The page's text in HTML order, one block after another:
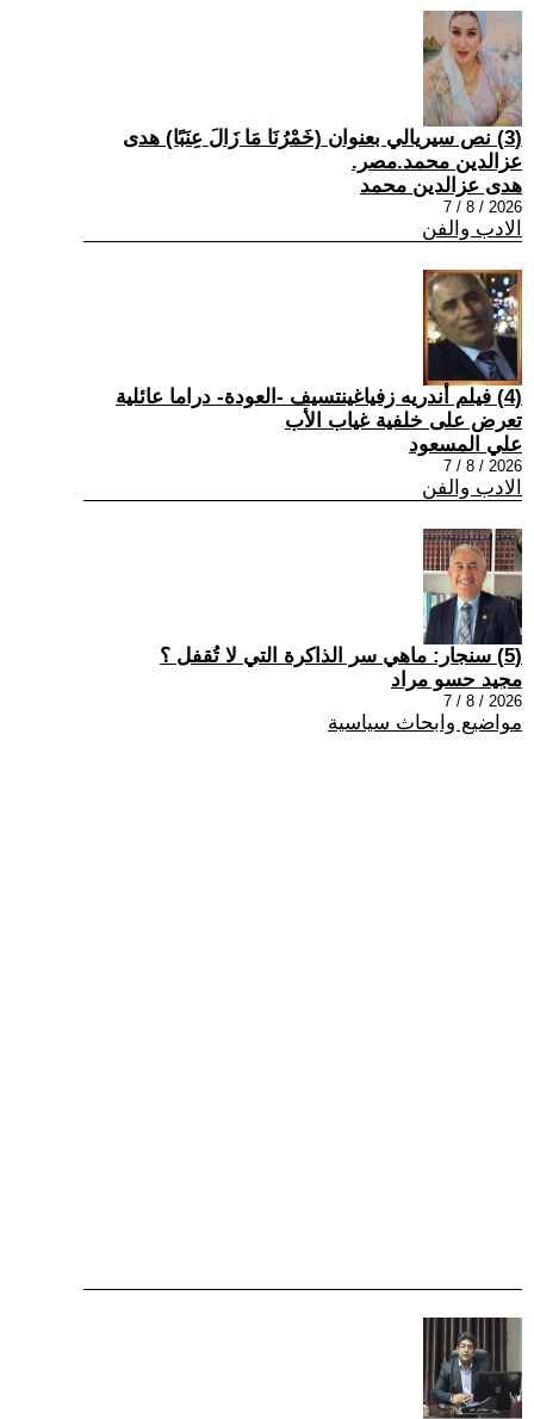
(3) نص سيريالي بعنوان (خَمْرُنَا مَا زَالَ عِنَبًا) هدى
عزالدين محمد.مصر.
هدى عزالدين محمد
2026 / 8 / 7
الادب والفن
(4) فيلم أندريه زفياغينتسيف -العودة- دراما عائلية
تعرض على خلفية غياب الأب
علي المسعود
2026 / 8 / 7
الادب والفن
(5) سنجار: ماهي سر الذاكرة التي لا تُقفل ؟
مجيد حسو مراد
2026 / 8 / 7
مواضيع وابحاث سياسية